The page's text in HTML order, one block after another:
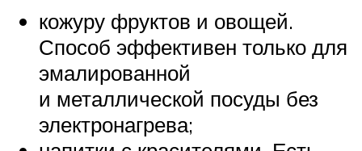
кожуру фруктов и овощей.
Способ эффективен только для
эмалированной
и металлической посуды без
электронагрева;